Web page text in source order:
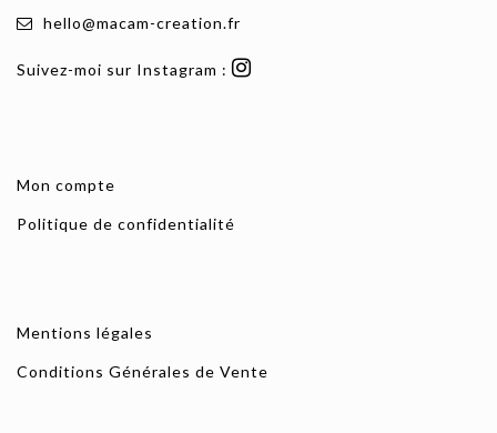
hello@macam-creation.fr
Suivez-moi sur Instagram :
Mon compte
Politique de confidentialité
Mentions légales
Conditions Générales de Vente